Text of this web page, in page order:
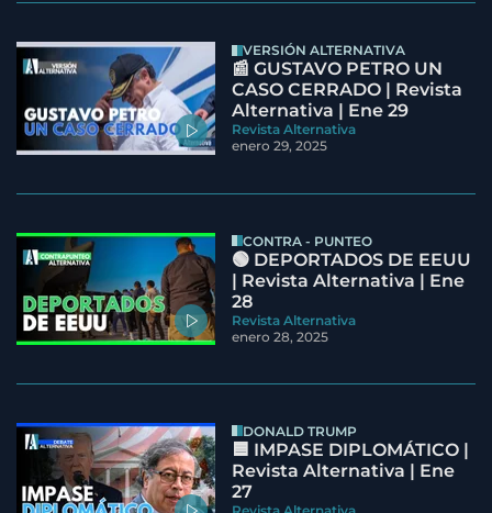
VERSIÓN ALTERNATIVA
📰 GUSTAVO PETRO UN
CASO CERRADO | Revista
Alternativa | Ene 29
Revista Alternativa
enero 29, 2025
CONTRA - PUNTEO
🟢 DEPORTADOS DE EEUU
| Revista Alternativa | Ene
28
Revista Alternativa
enero 28, 2025
DONALD TRUMP
🟦 IMPASE DIPLOMÁTICO |
Revista Alternativa | Ene
27